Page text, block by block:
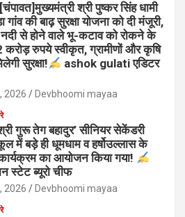
श्री पुष्कर सिंह धामी
की बाढ़ सुरक्षा योजना को दी मंजूरी,
नदी से होने वाले भू-कटाव को रोकने के
करोड़ रुपये स्वीकृत, ग्रामीणों और कृषि
सुरक्षा!
ashok gulati एडिटर
2026 Devbhoomi mayaa
गुरू तेग बहादुर’ सीनियर सेकेंडरी
में बड़े ही धूमधाम व हर्षोउल्लास के
का आयोजन किया गया!
स्टेट ब्यूरो चीफ
2026 Devbhoomi mayaa